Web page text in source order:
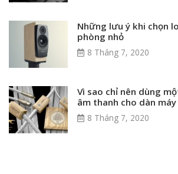
Những lưu ý khi chọn
phòng nhỏ
8 Tháng 7, 2020
Vì sao chỉ nên dùng
âm thanh cho dàn
8 Tháng 7, 2020